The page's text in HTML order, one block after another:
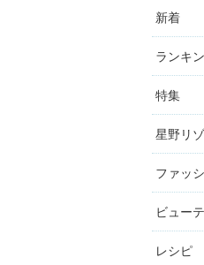
新着
ランキ
特集
星野リ
ファッ
ビュー
レシピ